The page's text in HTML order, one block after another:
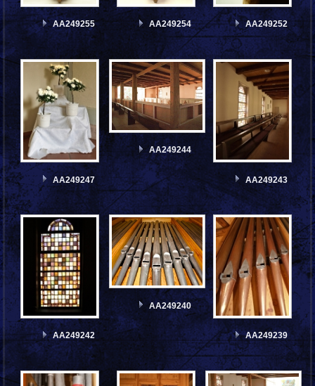
AA249255 AA249254 AA249252
AA249247
AA249244
AA249243
AA249242
AA249240
AA249239